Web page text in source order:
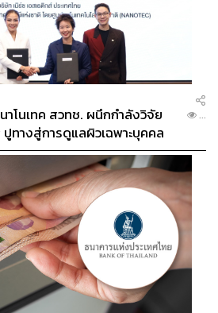
าโนเทค สวทช. ผนึกกำลังวิจัย
างสู่การดูแลผิวเฉพาะบุคคล
...